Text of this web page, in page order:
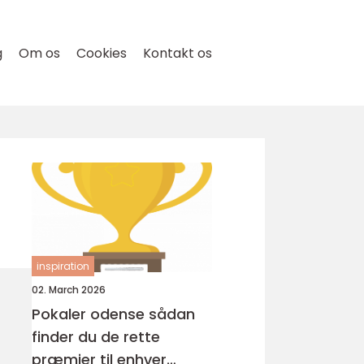
Om os Cookies Kontakt os
inspiration
02. March 2026
Pokaler odense sådan
finder du de rette
præmier til enhver